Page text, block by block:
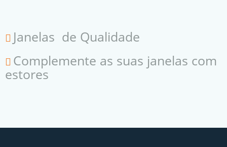
Janelas de Qualidade
Complemente as suas janelas com
estores